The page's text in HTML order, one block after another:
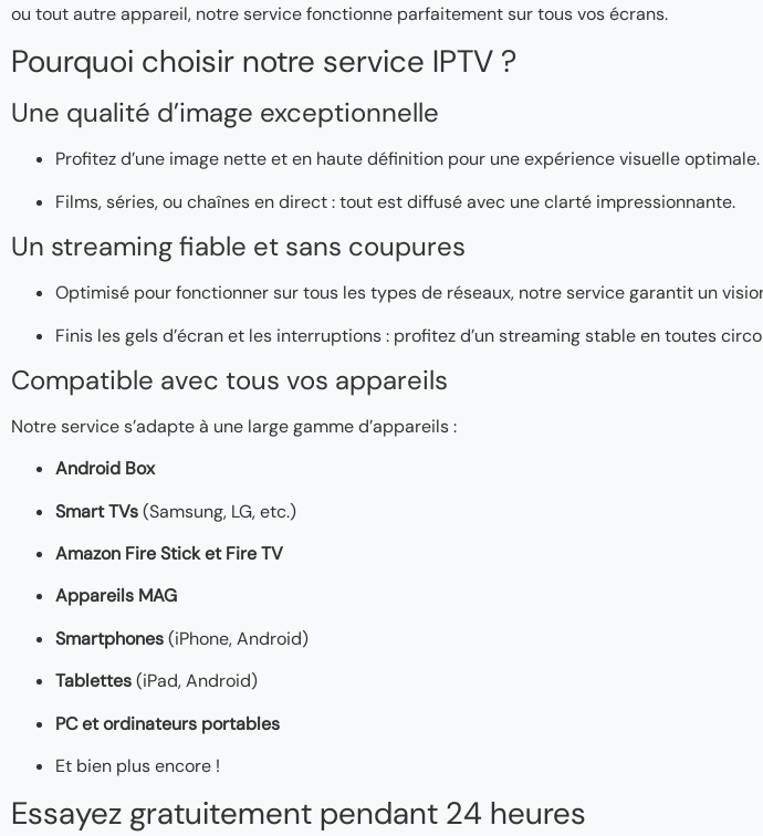
ou tout autre appareil, notre service fonctionne parfaitement sur tous vos écrans.
Pourquoi choisir notre service IPTV ?
Une qualité d’image exceptionnelle
Profitez d’une image nette et en haute définition pour une expérience visuelle optimale.
Films, séries, ou chaînes en direct : tout est diffusé avec une clarté impressionnante.
Un streaming fiable et sans coupures
Optimisé pour fonctionner sur tous les types de réseaux, notre service garantit un
Finis les gels d’écran et les interruptions : profitez d’un streaming stable en toutes
Compatible avec tous vos appareils
Notre service s’adapte à une large gamme d’appareils :
Android Box
Smart TVs(Samsung, LG, etc.)
Amazon Fire Stick et Fire TV
Appareils MAG
Smartphones(iPhone, Android)
Tablettes(iPad, Android)
PC et ordinateurs portables
Et bien plus encore !
Essayez gratuitement pendant 24 heures